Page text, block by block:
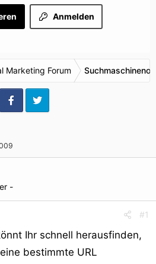
Anmelden
Marketing Forum
-
#1
Ihr schnell herausfinden,
bestimmte URL